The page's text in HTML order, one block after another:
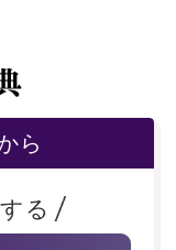
ら
る